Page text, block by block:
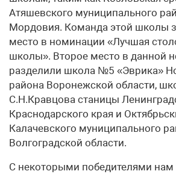
Атяшевского муниципального
Мордовия. Команда этой школы
место в номинации «Лучшая
школы». Второе место в данной
разделили школа №5 «Эврика»
района Воронежской области,
С.Н.Кравцова станицы
Краснодарского края и
Калачевского муниципального
Волгоградской области.
С некоторыми победителями нам